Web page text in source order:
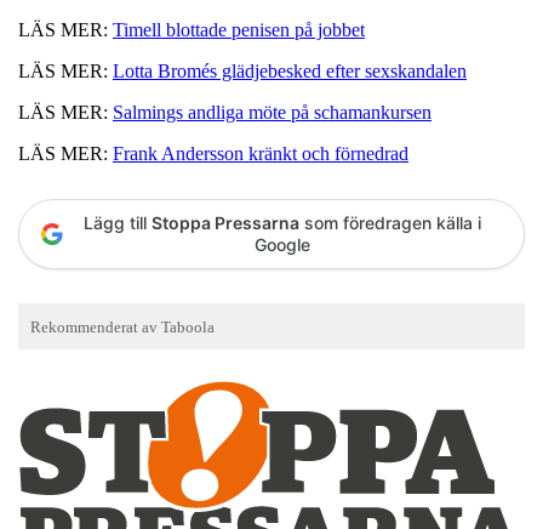
LÄS MER: Timell blottade penisen på jobbet
LÄS MER: Lotta Bromés glädjebesked efter sexskandalen
LÄS MER: Salmings andliga möte på schamankursen
LÄS MER: Frank Andersson kränkt och förnedrad
Lägg till Stoppa Pressarna som föredragen källa i
Google